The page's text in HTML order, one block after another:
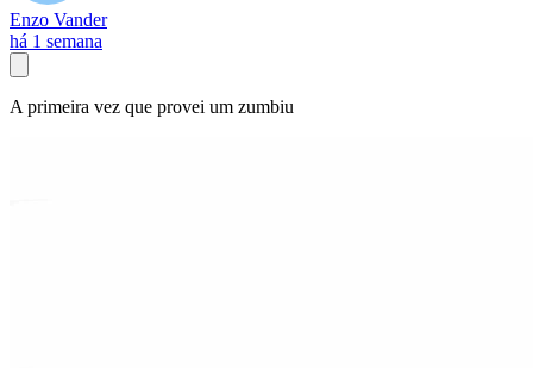
Enzo Vander
há 1 semana
A primeira vez que provei um zumbiu